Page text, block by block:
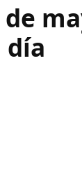
día